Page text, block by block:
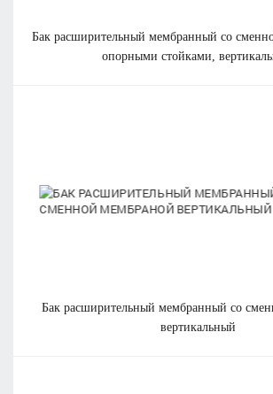
бак расширительный мембранный со сменной мембраной и с
опорными стойками,
бак расширительный мембранный со сменной мембраной
вертикальный